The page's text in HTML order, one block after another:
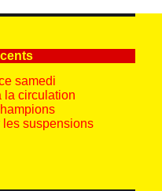
samedi
la circulation
les suspensions